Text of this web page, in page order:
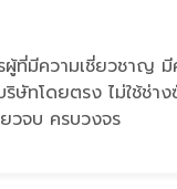
มีความเชี่ยวชาญ
ษัทโดยตรง ไม่ใช้ช่
วจบ ครบวงจร